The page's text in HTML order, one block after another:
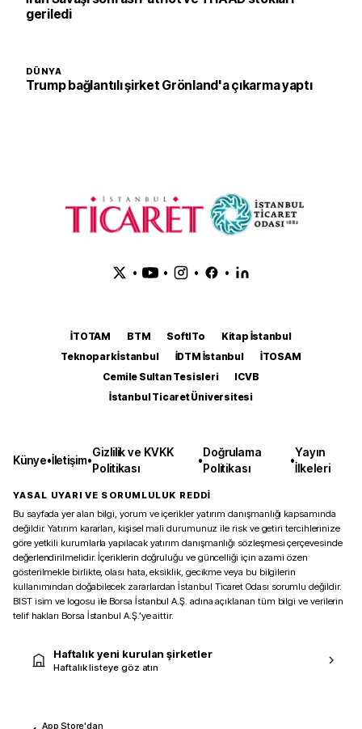
geriledi
DÜNYA
Trump bağlantılı şirket Grönland'a çıkarma yaptı
• • • •
İTOTAM BTM SoftITo
Kitap İstanbul
Teknopark İstanbul
İDTM İstanbul
İTOSAM
Cemile Sultan Tesisleri
ICVB
İstanbul Ticaret Üniversitesi
Künye•İletişim•
Gizlilik ve KVKK
Politikası
•
Doğrulama
Politikası
•
Yayın
İlkeleri
YASAL UYARI VE SORUMLULUK REDDİ
Bu sayfada yer alan bilgi, yorum ve içerikler yatırım danışmanlığı kapsamında
değildir. Yatırım kararları, kişisel mali durumunuz ile risk ve getiri tercihlerinize
göre yetkili kurumlarla yapılacak yatırım danışmanlığı sözleşmesi çerçevesinde
değerlendirilmelidir. İçeriklerin doğruluğu ve güncelliği için azami özen
gösterilmekle birlikte, olası hata, eksiklik, gecikme veya bu bilgilerin
kullanımından doğabilecek zararlardan İstanbul Ticaret Odası sorumlu değildir.
BIST isim ve logosu ile Borsa İstanbul A.Ş. adına açıklanan tüm bilgi ve verilerin
telif hakları Borsa İstanbul A.Ş.’ye aittir.
Haftalık yeni kurulan şirketler
Haftalık listeye göz atın
App Store'dan